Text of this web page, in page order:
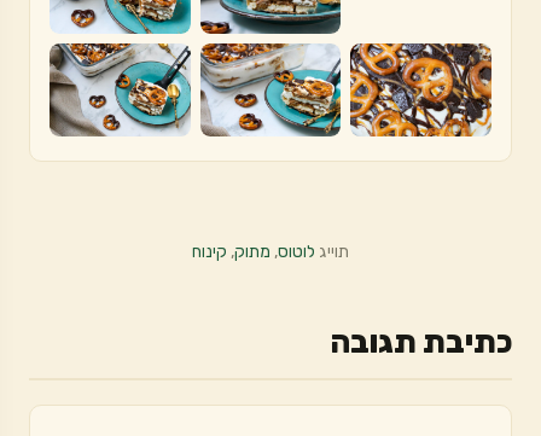
תוייג לוטוס, מתוק, קינוח
כתיבת תגובה